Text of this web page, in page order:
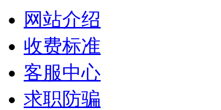
网站介绍
收费标准
客服中心
求职防骗